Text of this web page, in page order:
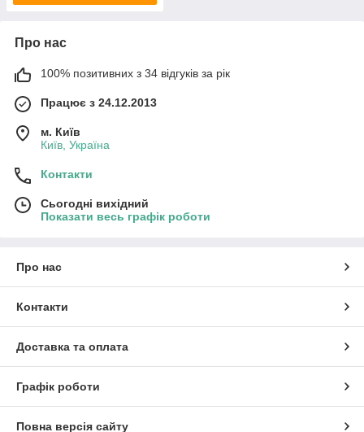
Про нас
100% позитивних з 34 відгуків за рік
Працює з 24.12.2013
м. Київ
Київ, Україна
Контакти
Сьогодні вихідний
Показати весь графік роботи
Про нас
Контакти
Доставка та оплата
Графік роботи
Повна версія сайту